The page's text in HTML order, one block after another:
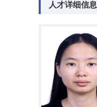
人才详细信息